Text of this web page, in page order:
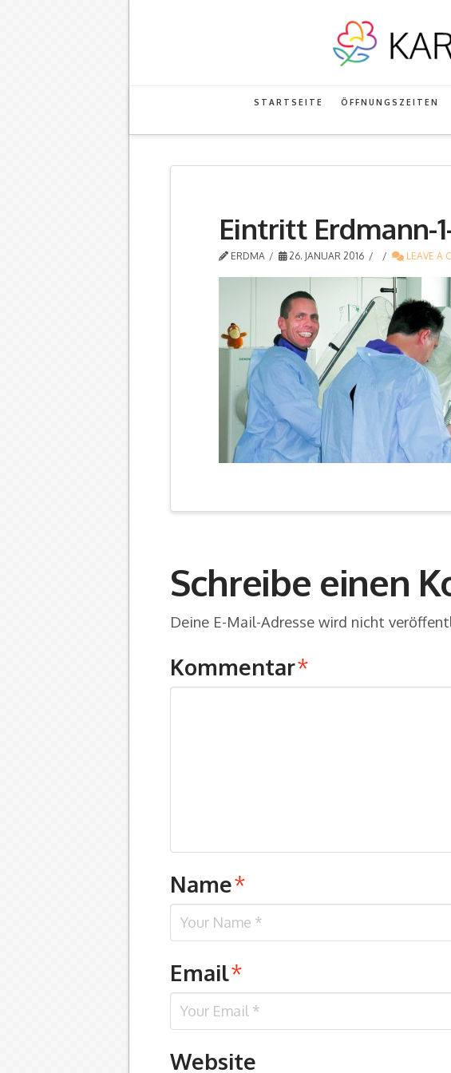
STARTSEITE ÖFFNUNGSZEITEN
Eintritt Erdmann-
ERDMA 26. JANUAR 2016 LEAVE A
Schreibe einen
Deine E-Mail-Adresse wird nicht
Kommentar*
Name*
Email*
Website